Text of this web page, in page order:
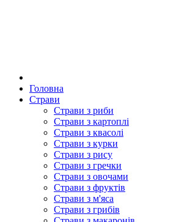
Головна
Страви
Страви з риби
Страви з картоплі
Страви з квасолі
Страви з курки
Страви з рису
Страви з гречки
Страви з овочами
Страви з фруктів
Страви з м'яса
Страви з грибів